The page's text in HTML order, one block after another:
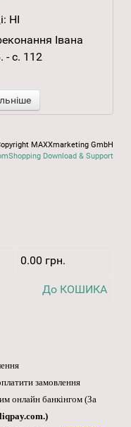
НІ
Івана
- с. 112
MAXXmarketing GmbH
Download & Support
0.00 грн.
До КОШИКА
замовлення
онлайн банкінгом (За
.)